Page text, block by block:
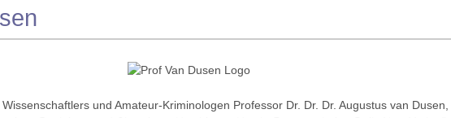
und Amateur-Kriminologen Professor Dr. Dr. Dr. Augustus van Dusen,